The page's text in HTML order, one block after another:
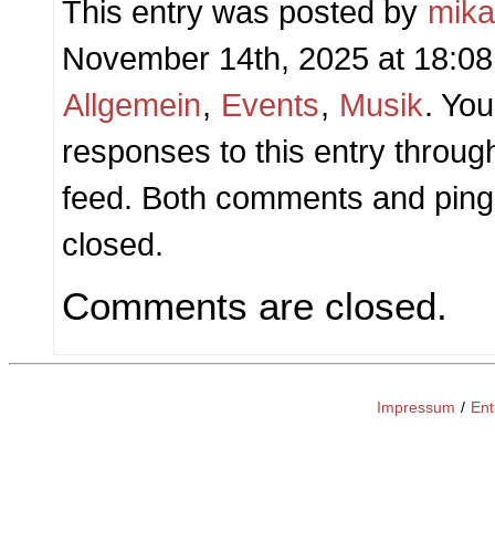
This entry was posted by mika
November 14th, 2025 at
Allgemein, Events, Musik.
responses to this entry
feed. Both comments and
closed.
Comments are closed.
Impressum /